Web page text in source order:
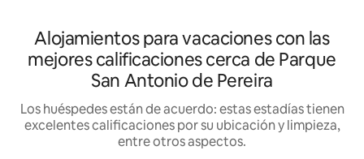
Alojamientos para vacaciones con las
mejores calificaciones cerca de Parque
San Antonio de Pereira
Los huéspedes están de acuerdo: estas estadías tienen
excelentes calificaciones por su ubicación y limpieza,
entre otros aspectos.